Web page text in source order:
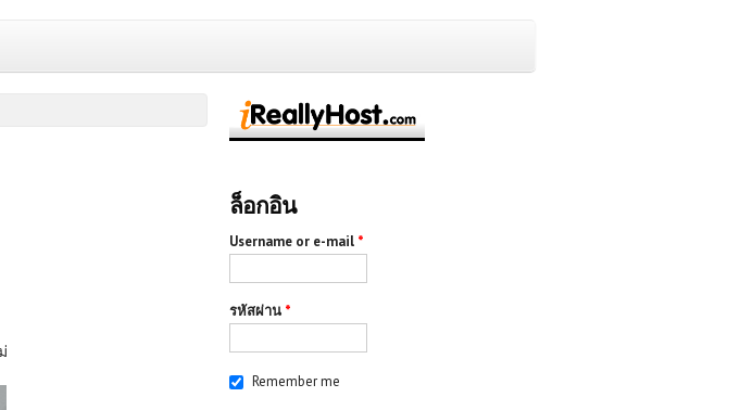
ล็อกอิน
Username or e-mail *
รหัสผ่าน *
Remember me